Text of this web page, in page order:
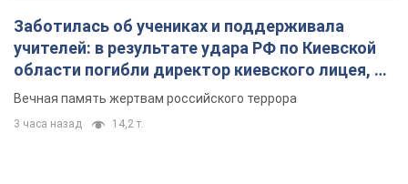
Заботилась об учениках и поддерживала
учителей: в результате удара РФ по Киевской
области погибли директор киевского лицея, её
муж и внук
Вечная память жертвам российского террора
3 часа назад 14,2 т.